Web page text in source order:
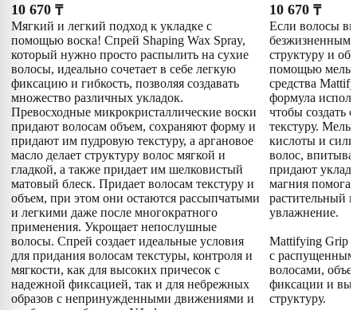
10 670 ₸
Мягкий и легкий подход к укладке с
помощью воска! Спрей Shaping Wax Spray,
который нужно просто распылить на сухие
волосы, идеально сочетает в себе легкую
фиксацию и гибкость, позволяя создавать
множество различных укладок.
Превосходные микрокристаллические воски
придают волосам объем, сохраняют форму и
придают им пудровую текстуру, а аргановое
масло делает структуру волос мягкой и
гладкой, а также придает им шелковистый
матовый блеск. Придает волосам текстуру и
объем, при этом они остаются рассыпчатыми
и легкими даже после многократного
применения. Укрощает непослушные
волосы. Спрей создает идеальные условия
для придания волосам текстуры, контроля и
мягкости, как для высоких причесок с
надежной фиксацией, так и для небрежных
образов с непринужденными движениями и
10 670 ₸
Если волосы
структуру и
помощью
средства
формула
чтобы создать
текстуру.
кислоты и
волос,
придают
магния
растительный
увлажнение.
Mattifying Grip
с
волосами,
фиксации и
структуру.